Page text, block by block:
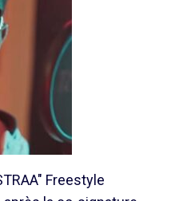
Freestyle